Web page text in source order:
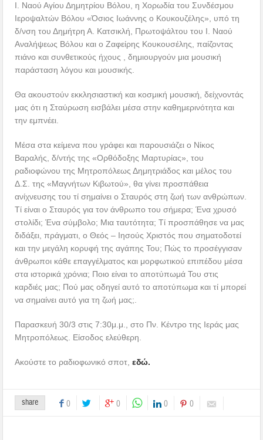
Ι. Ναού Αγίου Δημητρίου Βόλου, η Χορωδία του Συνδέσμου
Ιεροψαλτών Βόλου «Όσιος Ιωάννης ο Κουκουζέλης», υπό τη
δ/νση του Δημήτρη Α. Κατσικλή, Πρωτοψάλτου του Ι. Ναού
Αναλήψεως Βόλου και ο Ζαφείρης Κουκουσέλης, παίζοντας
πιάνο και συνθετικούς ήχους , δημιουργούν μια μουσική
παράσταση λόγου και μουσικής.
Θα ακουστούν εκκλησιαστική και κοσμική μουσική, δείχνοντάς
μας ότι η Σταύρωση εισβάλει μέσα στην καθημερινότητα και
την εμπνέει.
Μέσα στα κείμενα που γράφει και παρουσιάζει ο Νίκος
Βαραλής, δ/ντής της «Ορθόδοξης Μαρτυρίας», του
ραδιοφώνου της Μητροπόλεως Δημητριάδος και μέλος του
Δ.Σ. της «Μαγνήτων Κιβωτού», θα γίνει προσπάθεια
ανίχνευσης του τί σημαίνει ο Σταυρός στη ζωή των ανθρώπων.
Τί είναι ο Σταυρός για τον άνθρωπο του σήμερα; Ένα χρυσό
στολίδι; Ένα σύμβολο; Μια ταυτότητα; Τί προσπάθησε να μας
διδάξει, πράγματι, ο Θεός – Ιησούς Χριστός που σηματοδοτεί
και την μεγάλη κορυφή της αγάπης Του; Πώς το προσέγγισαν
άνθρωποι κάθε επαγγέλματος και μορφωτικού επιπέδου μέσα
στα ιστορικά χρόνια; Ποιο είναι το αποτύπωμά Του στις
καρδιές μας; Πού μας οδηγεί αυτό το αποτύπωμα και τί μπορεί
να σημαίνει αυτό για τη ζωή μας;.
Παρασκευή 30/3 στις 7:30μ.μ., στο Πν. Κέντρο της Ιεράς μας
Μητροπόλεως. Είσοδος ελεύθερη.
Ακούστε το ραδιοφωνικό σποτ, εδώ.
share 0 0 0 0